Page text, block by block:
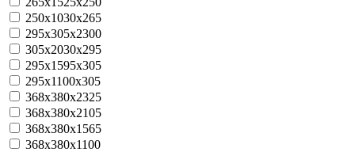
250х1030х265
295x305x2300
305х2030х295
295x1595x305
295x1100x305
368x380x2325
368x380x2105
368x380x1565
368x380x1100